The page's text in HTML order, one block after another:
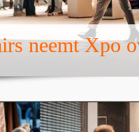
neemt Xpo